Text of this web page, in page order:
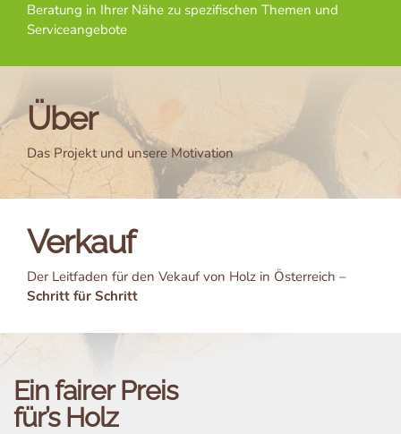
Beratung in Ihrer Nähe zu spezifischen Themen und
Serviceangebote
Über
Das Projekt und unsere Motivation
Verkauf
Der Leitfaden für den Vekauf von Holz in Österreich –
Schritt für Schritt
Ein fairer Preis
für’s Holz